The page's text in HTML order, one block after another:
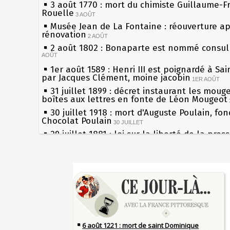
3 août 1770 : mort du chimiste Guillaume-
Rouelle 3 AOÛT
Musée Jean de La Fontaine : réouverture
rénovation 2 AOÛT
2 août 1802 : Bonaparte est nommé
AOÛT
1er août 1589 : Henri III est poignardé à
par Jacques Clément, moine jacobin 1ER AOÛT
31 juillet 1899 : décret instaurant les
boîtes aux lettres en fonte de Léon Mougeot
30 juillet 1918 : mort d'Auguste Poulain,
Chocolat Poulain 30 JUILLET
29 juillet 1881 : loi sur la liberté de la
Français sur l'empereur Otton IV allié des
26 juillet 1340 : bataille de Saint-Omer,
bataille terrestre de la guerre de Cent Ans
25 juillet 1909 : première traversée de la
les siècles
27 mai 1610 : supplice de François
du roi Henri IV
Pierre qui roule n'amasse pas mousse
Qui aime bien châtie bien
Tout vient à point à qui sait attendre